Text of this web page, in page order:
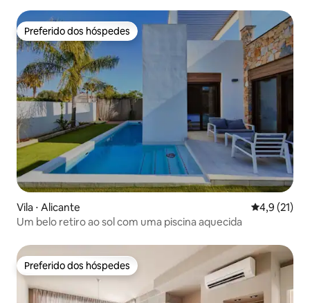
Preferido dos hóspedes
Preferido dos hóspedes
Vila ⋅ Alicante 4,9 de uma
4,9 (21)
Um belo retiro ao sol com uma piscina aquecida
Preferido dos hóspedes
Preferido dos hóspedes